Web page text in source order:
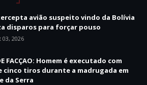
avião suspeito vindo da Bolívia
disparos para forçar pouso
03, 2026
FACÇAO: Homem é executado com
cinco tiros durante a madrugada em
da Serra